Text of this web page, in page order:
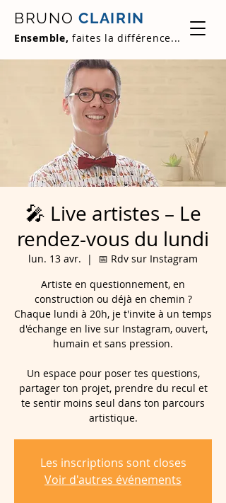
BRUNO CLAIRIN
Ensemble, faites la différence...
🎤 Live artistes – Le
rendez-vous du lundi
lun. 13 avr.
  |
📅 Rdv sur Instagram
Artiste en questionnement, en
construction ou déjà en chemin ?
Chaque lundi à 20h, je t'invite à un temps
d'échange en live sur Instagram, ouvert,
humain et sans pression.
Un espace pour poser tes questions,
partager ton projet, prendre du recul et
te sentir moins seul dans ton parcours
artistique.
Les inscriptions sont closes
Voir d'autres événements